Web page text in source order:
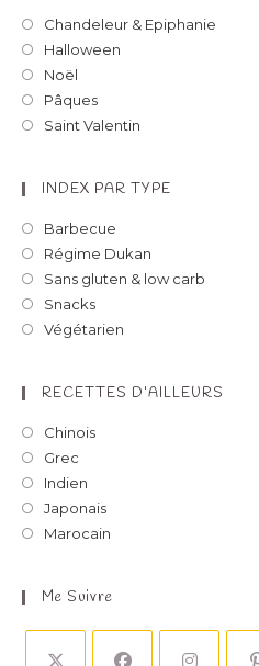
Chandeleur & Epiphanie
Halloween
Noël
Pâques
Saint Valentin
INDEX PAR TYPE
Barbecue
Régime Dukan
Sans gluten & low carb
Snacks
Végétarien
RECETTES D’AILLEURS
Chinois
Grec
Indien
Japonais
Marocain
Me Suivre